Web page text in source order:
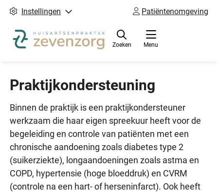
Instellingen Patiëntenomgeving
Menu
Zoeken
Praktijkondersteuning
Binnen de praktijk is een praktijkondersteuner
werkzaam die haar eigen spreekuur heeft voor de
begeleiding en controle van patiënten met een
chronische aandoening zoals diabetes type 2
(suikerziekte), longaandoeningen zoals astma en
COPD, hypertensie (hoge bloeddruk) en CVRM
(controle na een hart- of herseninfarct). Ook heeft